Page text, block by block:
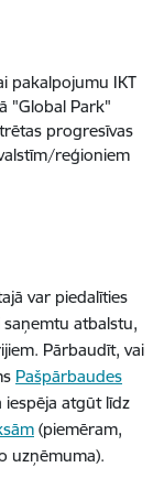
pakalpojumu IKT
"Global Park"
progresīvas
reģioniem
var piedalīties
atbalstu,
Pārbaudīt, vai
Pašpārbaudes
iespēja atgūt līdz
(piemēram,
uzņēmuma).